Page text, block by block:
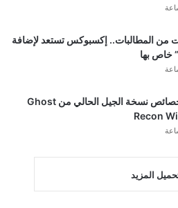
من المطالبات.. إكسبوكس تستعد لإضافة
خاص بها
تسريب خصائص نسخة الجيل الحالي من Ghost
Recon
المزيد